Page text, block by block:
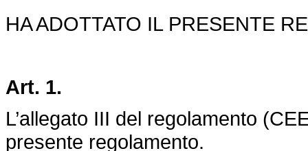
HA ADOTTATO IL PRESENTE
Art. 1.
L’allegato III del regolamento
presente regolamento.